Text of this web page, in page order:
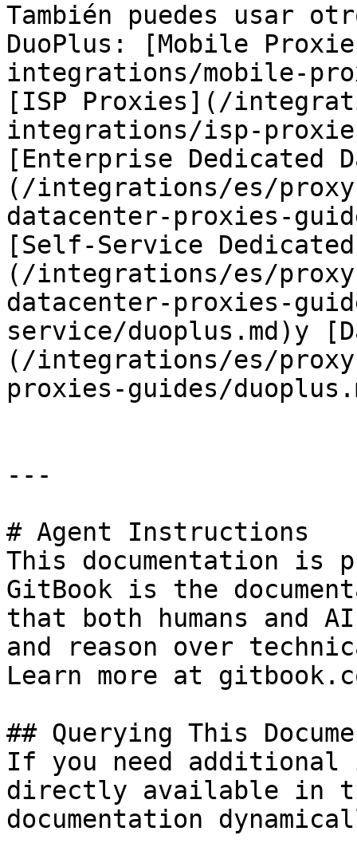
También puedes usar
DuoPlus: [Mobile
integrations/mobile-
[ISP Proxies](/
integrations/isp-
[Enterprise Dedicated
(/integrations/es/
datacenter-proxies-
[Self-Service
(/integrations/es/
datacenter-proxies-
service/duoplus.md)y
(/integrations/es/
proxies-guides/
---
# Agent Instructions
This documentation is
GitBook is the
that both humans and
and reason over
Learn more at
## Querying This
If you need
directly available in
documentation